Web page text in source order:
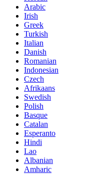
Arabic
Irish
Greek
Turkish
Italian
Danish
Romanian
Indonesian
Czech
Afrikaans
Swedish
Polish
Basque
Catalan
Esperanto
Hindi
Lao
Albanian
Amharic